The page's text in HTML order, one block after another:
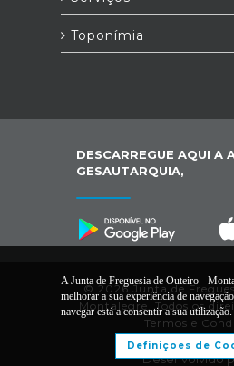
Toponímia
DESCARREGUE AQUI A
GESAUTARQUIA,
© 2026 Junta de
Montalegre. Todos os
Termos e
Desenvolvido
A Junta de Freguesia de Outeiro -
melhorar a sua experiência de
navegar está a consentir a sua utilização.
Definiçoes de